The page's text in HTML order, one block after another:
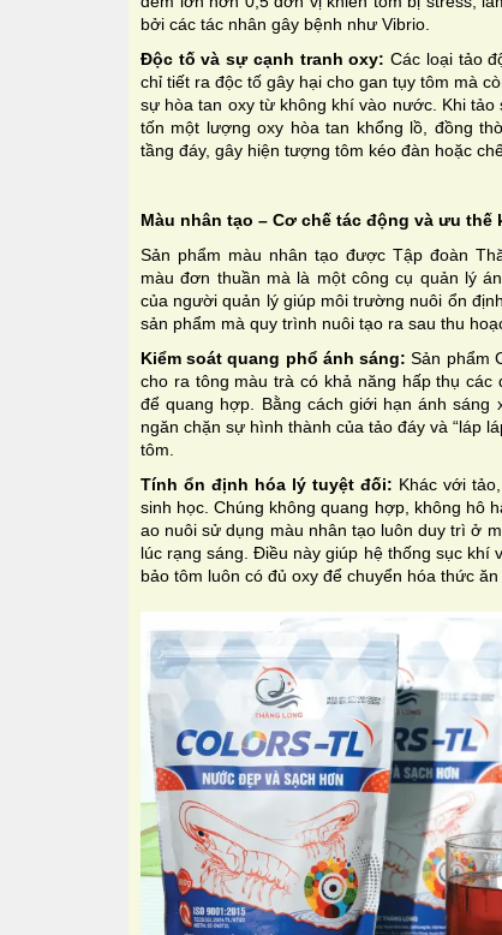
bởi các tác nhân gây bệnh như Vibrio.
Độc tố và sự cạnh tranh oxy: Các loại tảo
chỉ tiết ra độc tố gây hại cho gan tụy tôm mà
sự hòa tan oxy từ không khí vào nước. Khi
tốn một lượng oxy hòa tan khổng lồ, đồng
tầng đáy, gây hiện tượng tôm kéo đàn hoặc
Màu nhân tạo – Cơ chế tác động và ưu thế
Sản phẩm màu nhân tạo được Tập đoàn
màu đơn thuần mà là một công cụ quản lý
của người quản lý giúp môi trường nuôi ổn
sản phẩm mà quy trình nuôi tạo ra sau thu
Kiểm soát quang phổ ánh sáng: Sản phẩm
cho ra tông màu trà có khả năng hấp thụ
để quang hợp. Bằng cách giới hạn ánh sáng
ngăn chặn sự hình thành của tảo đáy và “láp
tôm.
Tính ổn định hóa lý tuyệt đối: Khác với
sinh học. Chúng không quang hợp, không hô
ao nuôi sử dụng màu nhân tạo luôn duy trì ở
lúc rạng sáng. Điều này giúp hệ thống sục khí
bảo tôm luôn có đủ oxy để chuyển hóa thức ăn